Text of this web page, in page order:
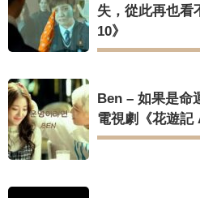
失，從此再也看
10》
Ben – 如果是命
電視劇《花遊記